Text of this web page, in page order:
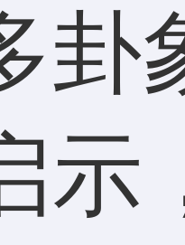
卦
示